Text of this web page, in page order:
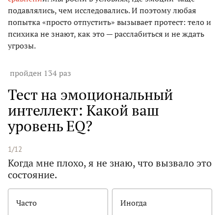
подавлялись, чем исследовались. И поэтому любая
попытка «просто отпустить» вызывает протест: тело и
психика не знают, как это — расслабиться и не ждать
угрозы.
пройден 134 раз
Тест на эмоциональный
интеллект: Какой ваш
уровень EQ?
1/12
Когда мне плохо, я не знаю, что вызвало это
состояние.
Часто Иногда